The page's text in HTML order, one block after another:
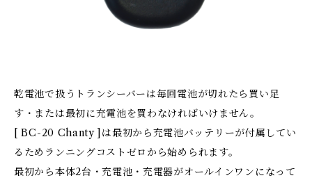
乾電池で扱うトランシーバーは毎回電池が切れたら買い足
す・または最初に充電池を買わなければいけません。
[ BC-20 Chanty ]は最初から充電池バッテリーが付属してい
るためランニングコストゼロから始められます。
最初から本体2台・充電池・充電器がオールインワンになって